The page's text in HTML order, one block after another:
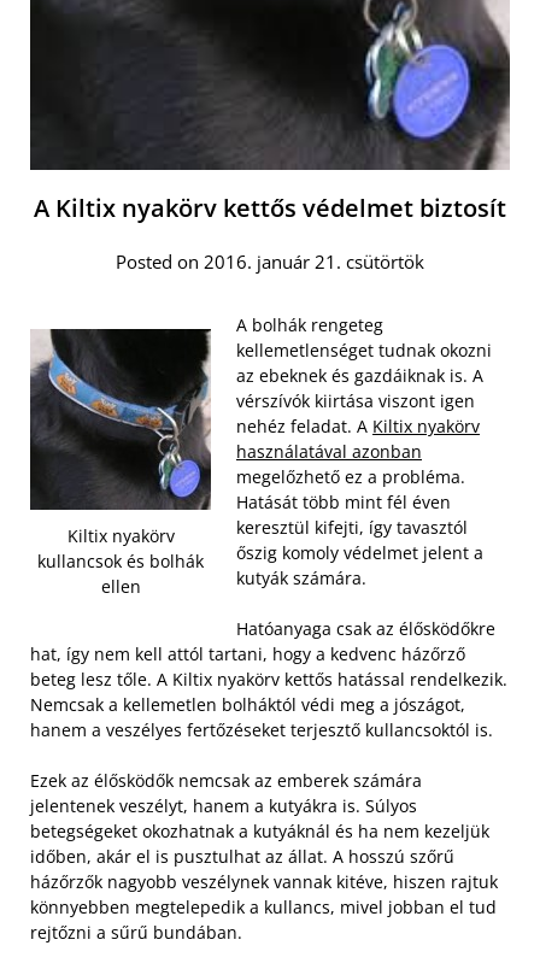
A Kiltix nyakörv kettős védelmet biztosít
Posted on 2016. január 21. csütörtök
Kiltix nyakörv
kullancsok és bolhák
ellen
A bolhák rengeteg
kellemetlenséget tudnak okozni
az ebeknek és gazdáiknak is. A
vérszívók kiirtása viszont igen
nehéz feladat. A Kiltix nyakörv
használatával azonban
megelőzhető ez a probléma.
Hatását több mint fél éven
keresztül kifejti, így tavasztól
őszig komoly védelmet jelent a
kutyák számára.
Hatóanyaga csak az élősködőkre
hat, így nem kell attól tartani, hogy a kedvenc házőrző
beteg lesz tőle. A Kiltix nyakörv kettős hatással rendelkezik.
Nemcsak a kellemetlen bolháktól védi meg a jószágot,
hanem a veszélyes fertőzéseket terjesztő kullancsoktól is.
Ezek az élősködők nemcsak az emberek számára
jelentenek veszélyt, hanem a kutyákra is. Súlyos
betegségeket okozhatnak a kutyáknál és ha nem kezeljük
időben, akár el is pusztulhat az állat. A hosszú szőrű
házőrzők nagyobb veszélynek vannak kitéve, hiszen rajtuk
könnyebben megtelepedik a kullancs, mivel jobban el tud
rejtőzni a sűrű bundában.